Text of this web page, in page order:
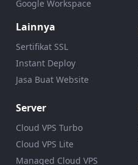
Google Workspace
Lainnya
Sertifikat SSL
Instant Deploy
Jasa Buat Website
Server
Cloud VPS Turbo
Cloud VPS Lite
Managed Cloud VPS